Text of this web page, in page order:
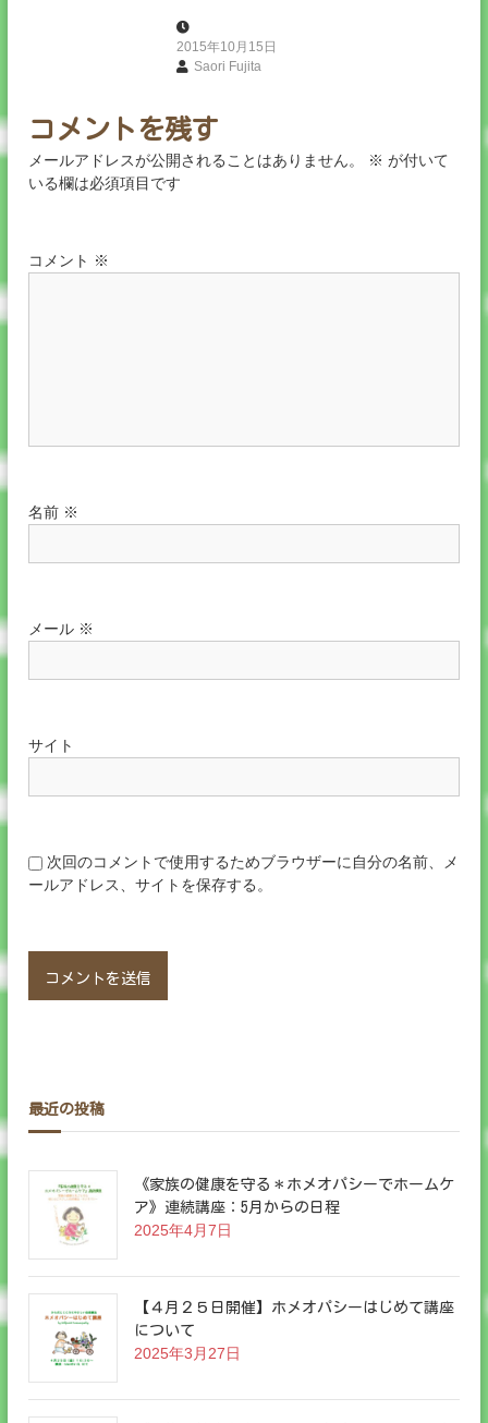
2015年10月15日
Saori Fujita
コメントを残す
メールアドレスが公開されることはありません。 ※ が付いて
いる欄は必須項目です
コメント ※
名前 ※
メール ※
サイト
次回のコメントで使用するためブラウザーに自分の名前、メ
ールアドレス、サイトを保存する。
最近の投稿
《家族の健康を守る＊ホメオパシーでホームケ
ア》連続講座：5月からの日程
2025年4月7日
【４月２５日開催】ホメオパシーはじめて講座
について
2025年3月27日